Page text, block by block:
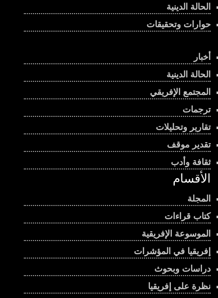
الحالة الدينية
حوارات وتحقيقات
أخبار
الحالة الدينية
المجتمع الإفريقي
ترجمات
تقارير وتحليلات
تقدير موقف
ثقافة وأدب
الأقسام
المجلة
كتاب قراءات
الموسوعة الإفريقية
إفريقيا في المؤشرات
دراسات وبحوث
نظرة على إفريقيا